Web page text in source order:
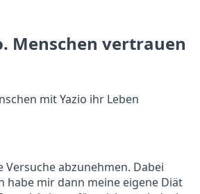
Menschen vertrauen
mit Yazio ihr Leben
abzunehmen. Dabei
habe mir dann meine eigene Diät